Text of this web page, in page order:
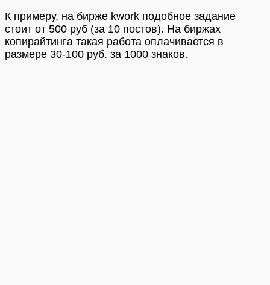
К примеру, на бирже kwork подобное задание
стоит от 500 руб (за 10 постов). На биржах
копирайтинга такая работа оплачивается в
размере 30-100 руб. за 1000 знаков.